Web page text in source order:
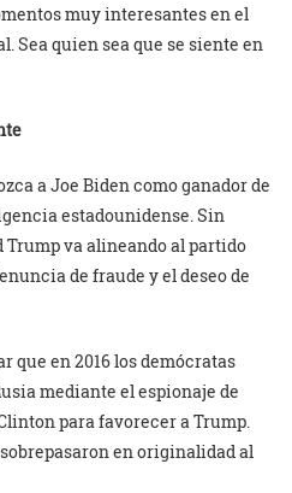
muy interesantes en el
Sea quien sea que se siente en
a Joe Biden como ganador de
estadounidense. Sin
Trump va alineando al partido
de fraude y el deseo de
que en 2016 los demócratas
mediante el espionaje de
para favorecer a Trump.
en originalidad al